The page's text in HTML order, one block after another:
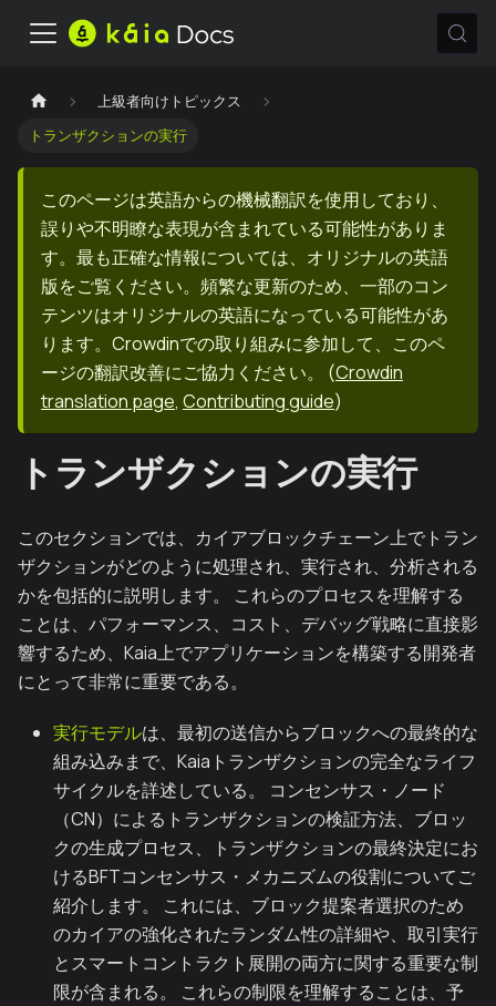
上級者向けトピックス
トランザクションの実行
このページは英語からの機械翻訳を使用しており、
誤りや不明瞭な表現が含まれている可能性がありま
す。最も正確な情報については、オリジナルの英語
版をご覧ください。頻繁な更新のため、一部のコン
テンツはオリジナルの英語になっている可能性があ
ります。Crowdinでの取り組みに参加して、このペ
ージの翻訳改善にご協力ください。
(Crowdin
translation page, Contributing guide)
トランザクションの実行
このセクションでは、カイアブロックチェーン上でトラン
ザクションがどのように処理され、実行され、分析される
かを包括的に説明します。 これらのプロセスを理解する
ことは、パフォーマンス、コスト、デバッグ戦略に直接影
響するため、Kaia上でアプリケーションを構築する開発者
にとって非常に重要である。
実行モデルは、最初の送信からブロックへの最終的な
組み込みまで、Kaiaトランザクションの完全なライフ
サイクルを詳述している。 コンセンサス・ノード
（CN）によるトランザクションの検証方法、ブロッ
クの生成プロセス、トランザクションの最終決定にお
けるBFTコンセンサス・メカニズムの役割についてご
紹介します。 これには、ブロック提案者選択のため
のカイアの強化されたランダム性の詳細や、取引実行
とスマートコントラクト展開の両方に関する重要な制
限が含まれる。 これらの制限を理解することは、予